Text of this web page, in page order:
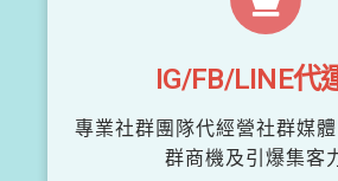
IG/FB/LINE代
專業社群團隊代經營社群媒
群商機及引爆集客